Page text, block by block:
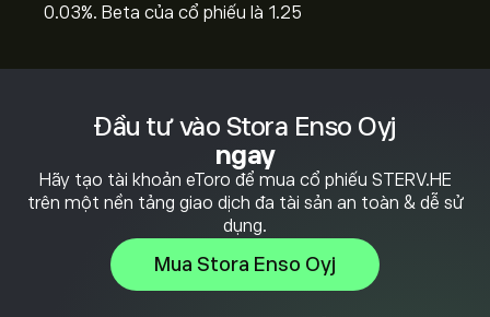
Đầu tư vào Stora Enso Oyj
ngay
Hãy tạo tài khoản eToro để mua cổ phiếu STERV.HE
trên một nền tảng giao dịch đa tài sản an toàn & dễ sử
dụng.
Mua Stora Enso Oyj
0.03%. Beta của cổ phiếu là 1.25